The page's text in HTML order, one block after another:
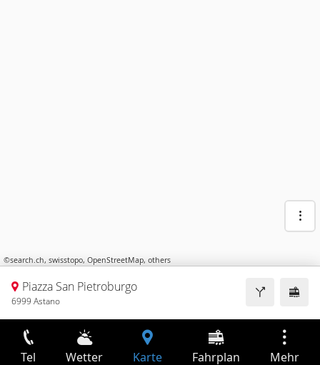
©search.ch, swisstopo, OpenStreetMap, others
Piazza San Pietroburgo
6999 Astano
Tel Wetter Karte Fahrplan Mehr